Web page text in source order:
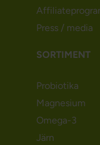
Press / media
SORTIMENT
Probiotika
Magnesium
Omega-3
Järn